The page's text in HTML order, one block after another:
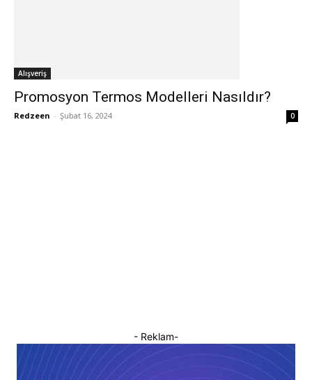
Alışveriş
Promosyon Termos Modelleri Nasıldır?
Redzeen - Şubat 16, 2024 0
- Reklam-